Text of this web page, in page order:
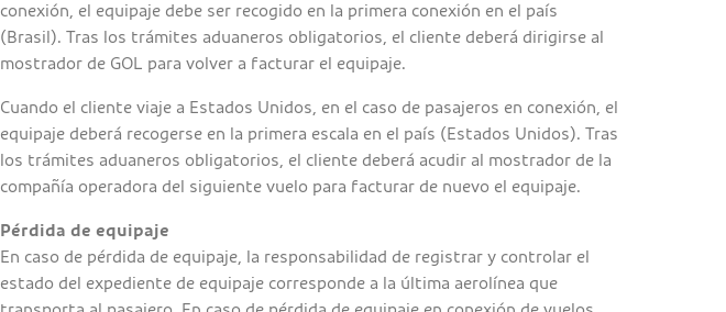
conexión, el equipaje debe ser recogido en la primera conexión en el país
(Brasil). Tras los trámites aduaneros obligatorios, el cliente deberá dirigirse al
mostrador de GOL para volver a facturar el equipaje.
Cuando el cliente viaje a Estados Unidos, en el caso de pasajeros en conexión, el
equipaje deberá recogerse en la primera escala en el país (Estados Unidos). Tras
los trámites aduaneros obligatorios, el cliente deberá acudir al mostrador de la
compañía operadora del siguiente vuelo para facturar de nuevo el equipaje.
Pérdida de equipaje
En caso de pérdida de equipaje, la responsabilidad de registrar y controlar el
estado del expediente de equipaje corresponde a la última aerolínea que